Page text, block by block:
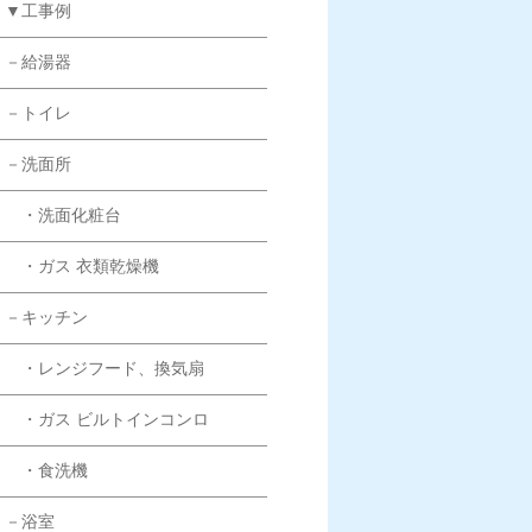
▼工事例
－給湯器
－トイレ
－洗面所
・洗面化粧台
・ガス 衣類乾燥機
－キッチン
・レンジフード、換気扇
・ガス ビルトインコンロ
・食洗機
－浴室